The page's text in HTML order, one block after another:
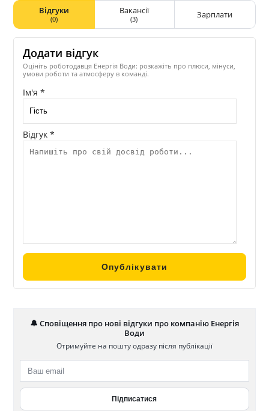
завоювала статус національного виробника насосних
станцій в Україні. На цю мить Компанією вироблено і
встановлено станції, які обслуговують різні водні
споруди, провідні промислові підприємства і ЖКГ
України та країн СНД. Екологічне та енергоощадне
обладнання Компанії дає можливість підприємствам
України знизити власні витрати та чинити менший
вплив на навколишнє середовище, а також розв’язати
будь-які проблеми й ситуації, що виникають із
подаванням та відведенням води до будинків, житлових
мікрорайонів і цілих міст.
Відгуки
(0)
Вакансії
(3) Зарплати
Додати відгук
Оцініть роботодавця Енергія Води: розкажіть про плюси, мінуси,
умови роботи та атмосферу в команді.
Ім'я *
Відгук *
🔔 Сповіщення про нові відгуки про компанію Енергія
Води
Отримуйте на пошту одразу після публікації